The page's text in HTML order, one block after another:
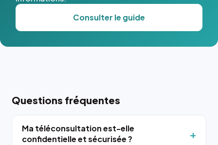
Consulter le guide
Questions fréquentes
Ma téléconsultation est-elle
confidentielle et sécurisée ?